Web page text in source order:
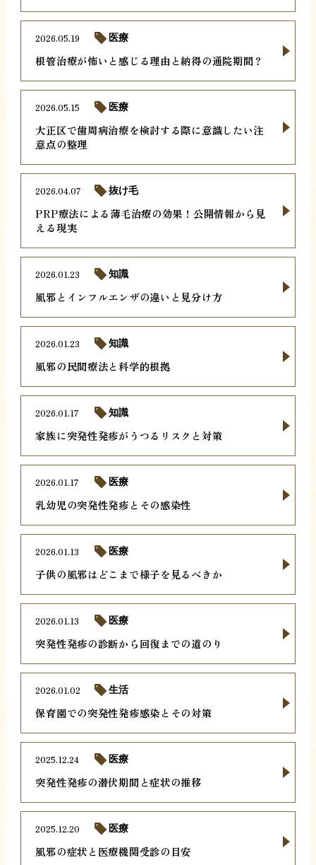
根管治療が怖いと感じる理由と納得の通院期間？
2026.05.19 医療
大正区で歯周病治療を検討する際に意識したい注
意点の整理
2026.05.15 医療
PRP療法による薄毛治療の効果！公開情報から見
える現実
2026.04.07 抜け毛
風邪とインフルエンザの違いと見分け方
2026.01.23 知識
風邪の民間療法と科学的根拠
2026.01.23 知識
家族に突発性発疹がうつるリスクと対策
2026.01.17 知識
乳幼児の突発性発疹とその感染性
2026.01.17 医療
子供の風邪はどこまで様子を見るべきか
2026.01.13 医療
突発性発疹の診断から回復までの道のり
2026.01.13 医療
保育園での突発性発疹感染とその対策
2026.01.02 生活
突発性発疹の潜伏期間と症状の推移
2025.12.24 医療
風邪の症状と医療機関受診の目安
2025.12.20 医療